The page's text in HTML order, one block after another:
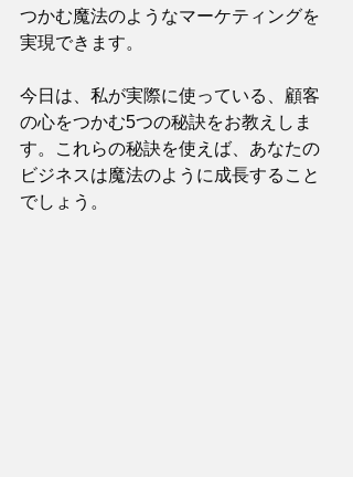
つかむ魔法のようなマーケティングを
実現できます。
今日は、私が実際に使っている、顧客
の心をつかむ5つの秘訣をお教えしま
す。これらの秘訣を使えば、あなたの
ビジネスは魔法のように成長すること
でしょう。